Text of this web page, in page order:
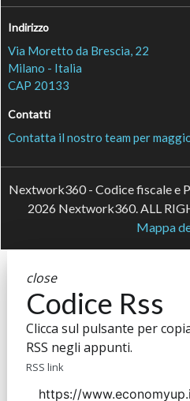
Indirizzo
Via Moretto da Brescia, 22
Milano - Italia
CAP 20133
Contatti
Contatta il nostro team per
Nextwork360 - Codice fiscale e
2026 Nextwork360. ALL
Mappa
close
Codice Rss
Clicca sul pulsante per
RSS negli appunti.
RSS link